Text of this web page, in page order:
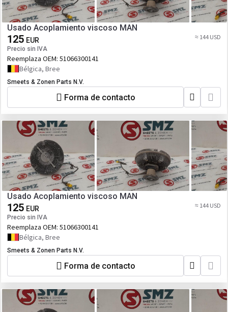
Usado Acoplamiento viscoso MAN
125 EUR
Precio sin IVA
≈ 144 USD
Reemplaza OEM: 51066300141
Bélgica, Bree
Smeets & Zonen Parts N.V.
Forma de contacto
Usado Acoplamiento viscoso MAN
125 EUR
Precio sin IVA
≈ 144 USD
Reemplaza OEM: 51066300141
Bélgica, Bree
Smeets & Zonen Parts N.V.
Forma de contacto